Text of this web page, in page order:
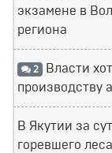
экзамене в
региона
2 Власти
производству
В Якутии за
горевшего леса